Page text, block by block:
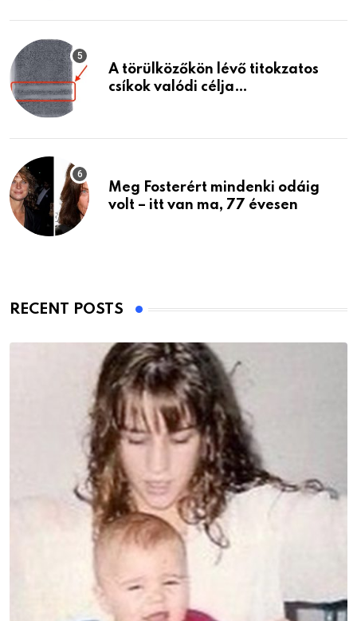
A törülközőkön lévő titokzatos
csíkok valódi célja…
Meg Fosterért mindenki odáig
volt – itt van ma, 77 évesen
RECENT POSTS